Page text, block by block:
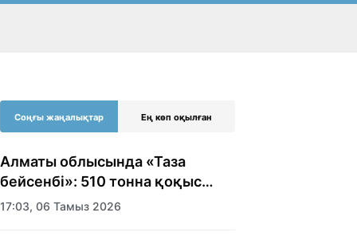
Соңғы жаңалықтар Ең көп оқылған
Алматы облысында «Таза
бейсенбі»: 510 тонна қоқыс
шығарылды
17:03, 06 Тамыз 2026